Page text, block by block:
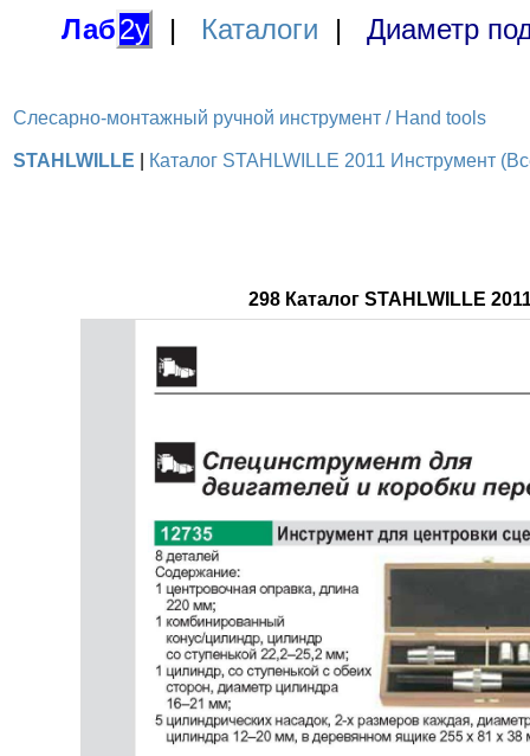
Лаб2у | Каталоги | Диаметр
Слесарно-монтажный ручной инструмент / Hand tools
STAHLWILLE Каталог STAHLWILLE 2011 Инструмент
298 Каталог STAHLWILLE